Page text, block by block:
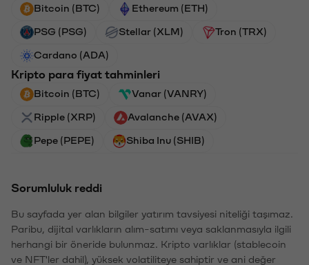
Bitcoin (BTC) Ethereum (ETH)
PSG (PSG) Stellar (XLM) Tron (TRX)
Cardano (ADA)
Kripto para fiyat tahminleri
Bitcoin (BTC) Vanar (VANRY)
Ripple (XRP) Avalanche (AVAX)
Pepe (PEPE) Shiba Inu (SHIB)
Sorumluluk reddi
Bu sayfada yer alan bilgiler yatırım tavsiyesi niteliği taşımaz.
Paribu, dijital varlıkların alım-satımı veya saklanmasıyla ilgili
herhangi bir öneride bulunmaz. Kripto varlıklar (stablecoin
ve NFT'ler dahil), yüksek volatiliteye sahiptir ve ani değer